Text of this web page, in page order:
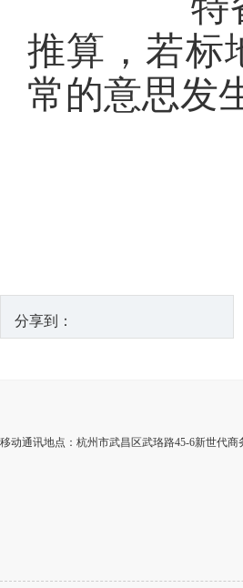
推算，若标
常的意思发
分享到：
移动通讯地点：杭州市武昌区武珞路45-6新世代